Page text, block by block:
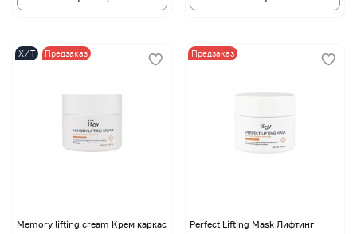
ХИТ Предзаказ
Memory lifting cream Крем каркас
Предзаказ
Perfect Lifting Mask Лифтинг